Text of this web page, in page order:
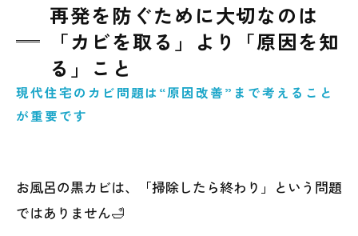
再発を防ぐために大切なのは
「カビを取る」より「原因を知
る」こと
現代住宅のカビ問題は“原因改善”まで考えること
が重要です
お風呂の黒カビは、「掃除したら終わり」という問題
ではありません🛁